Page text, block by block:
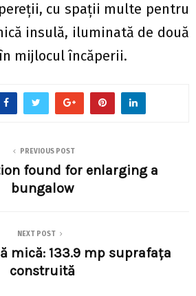
cu spații multe pentru
insulă, iluminată de două
mijlocul încăperii.
PREVIOUS POST
found for enlarging a
bungalow
NEXT POST
mică: 133.9 mp suprafața
construită